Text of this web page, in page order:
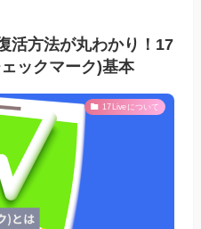
活方法が丸わかり！17
ックマーク)基本
17Liveについて